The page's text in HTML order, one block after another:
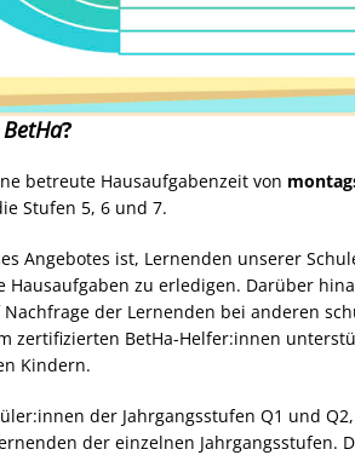
BetHa?
betreute Hausaufgabenzeit von
Stufen 5, 6 und 7.
Angebotes ist, Lernenden unserer
Hausaufgaben zu erledigen. Darüber
der Lernenden bei anderen
zertifizierten BetHa-Helfer:innen
Kindern.
der Jahrgangsstufen Q1 und
der einzelnen Jahrgangsstufen.